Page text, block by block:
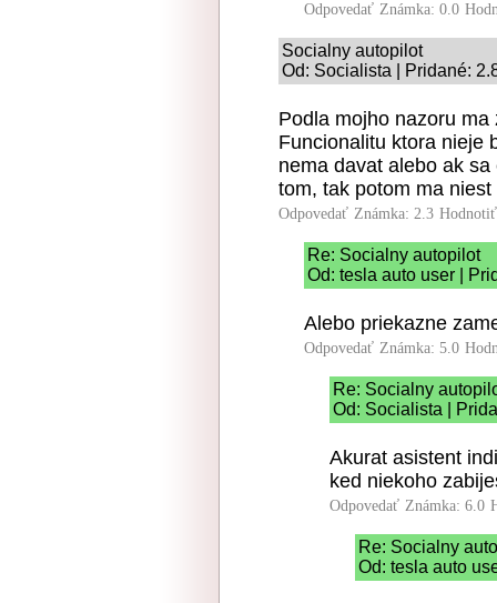
Odpovedať Známka: 0.0
Socialny autopilot
Od: Socialista | Pridané:
Podla mojho nazoru
Funcionalitu ktora nieje
nema davat alebo ak
tom, tak potom ma
Odpovedať Známka: 2.3
Re: Socialny autopilot
Od: tesla auto user |
Alebo priekazne
Odpovedať Známka: 5.0
Re: Socialny
Od: Socialista |
Akurat asistent
ked niekoho
Odpovedať Známka: 6.0
Re: Socialny
Od: tesla auto